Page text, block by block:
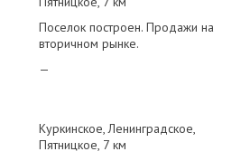
Поселок построен. Продажи на
вторичном рынке.
—
Куркинское Ленинградское
Пятницкое 7 км